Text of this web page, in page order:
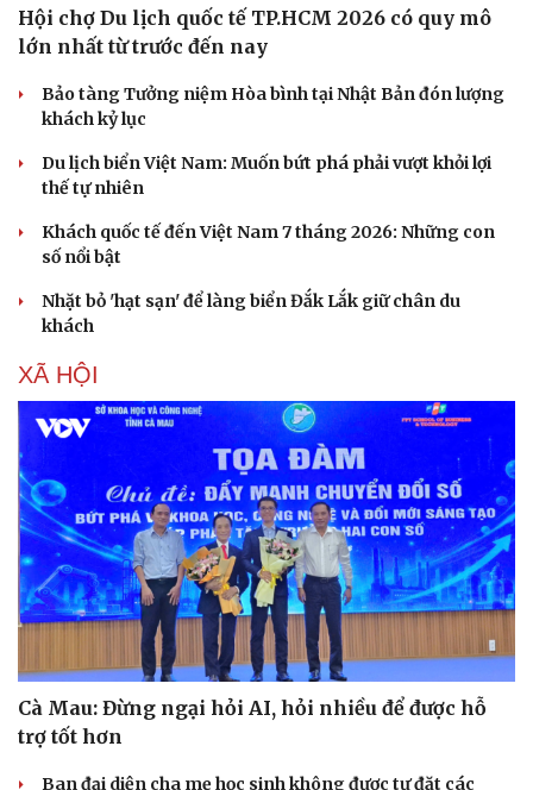
Văn hóa
Sân khấu - Điện ảnh
Văn học
Âm nhạc
Di sản
Giải trí
Nghệ sĩ
Thời trang
Sao Việt
Hội chợ Du lịch quốc tế TP.HCM 2026 có quy mô
lớn nhất từ trước đến nay
Bảo tàng Tưởng niệm Hòa bình tại Nhật Bản đón lượng
khách kỷ lục
Du lịch biển Việt Nam: Muốn bứt phá phải vượt khỏi lợi
thế tự nhiên
Khách quốc tế đến Việt Nam 7 tháng 2026: Những con
số nổi bật
Nhặt bỏ 'hạt sạn' để làng biển Đắk Lắk giữ chân du
khách
XÃ HỘI
Cà Mau: Đừng ngại hỏi AI, hỏi nhiều để được hỗ
trợ tốt hơn
Ban đại diện cha mẹ học sinh không được tự đặt các